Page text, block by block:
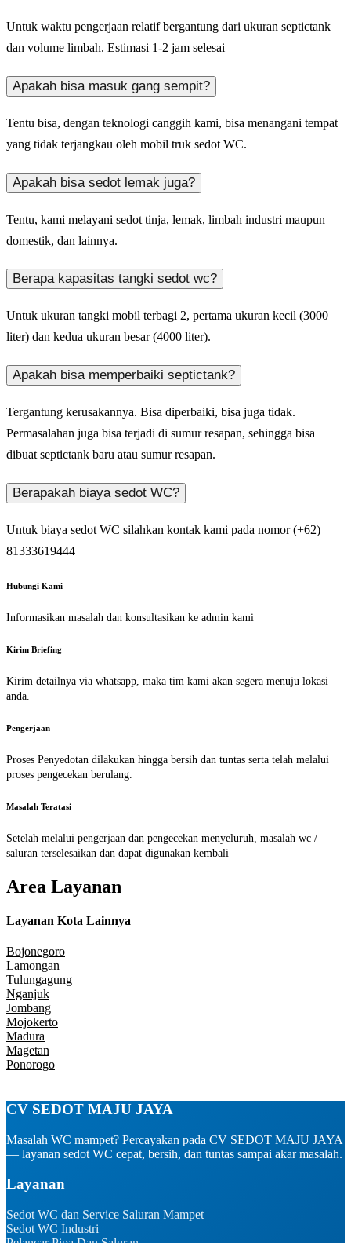
Untuk waktu pengerjaan relatif bergantung dari ukuran septictank
dan volume limbah. Estimasi 1-2 jam selesai
Apakah bisa masuk gang sempit?
Tentu bisa, dengan teknologi canggih kami, bisa menangani tempat
yang tidak terjangkau oleh mobil truk sedot WC.
Apakah bisa sedot lemak juga?
Tentu, kami melayani sedot tinja, lemak, limbah industri maupun
domestik, dan lainnya.
Berapa kapasitas tangki sedot wc?
Untuk ukuran tangki mobil terbagi 2, pertama ukuran kecil (3000
liter) dan kedua ukuran besar (4000 liter).
Apakah bisa memperbaiki septictank?
Tergantung kerusakannya. Bisa diperbaiki, bisa juga tidak.
Permasalahan juga bisa terjadi di sumur resapan, sehingga bisa
dibuat septictank baru atau sumur resapan.
Berapakah biaya sedot WC?
Untuk biaya sedot WC silahkan kontak kami pada nomor (+62)
81333619444
Hubungi Kami
Informasikan masalah dan konsultasikan ke admin kami
Kirim Briefing
Kirim detailnya via whatsapp, maka tim kami akan segera menuju lokasi
anda.
Pengerjaan
Proses Penyedotan dilakukan hingga bersih dan tuntas serta telah melalui
proses pengecekan berulang.
Masalah Teratasi
Setelah melalui pengerjaan dan pengecekan menyeluruh, masalah wc /
saluran terselesaikan dan dapat digunakan kembali
Area Layanan
Layanan Kota Lainnya
Bojonegoro
Lamongan
Tulungagung
Nganjuk
Jombang
Mojokerto
Madura
Magetan
Ponorogo
CV SEDOT MAJU JAYA
Masalah WC mampet? Percayakan pada CV SEDOT MAJU JAYA
— layanan sedot WC cepat, bersih, dan tuntas sampai akar masalah.
Layanan
Sedot WC dan Service Saluran Mampet
Sedot WC Industri ​